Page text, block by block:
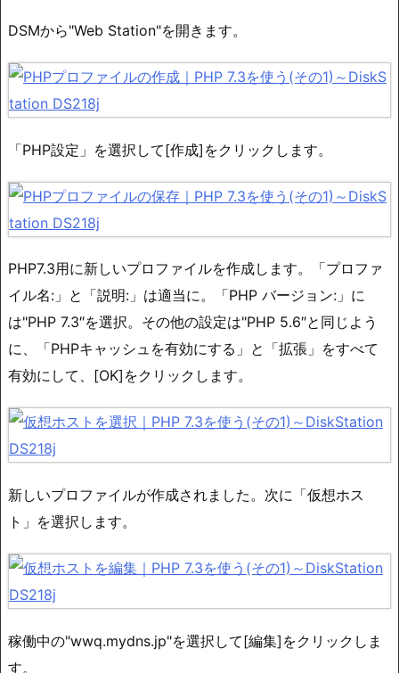
DSMから"Web Station"を開きます。
「PHP設定」を選択して[作成]をクリックします。
PHP7.3用に新しいプロファイルを作成します。「プロファ
イル名:」と「説明:」は適当に。「PHP バージョン:」に
は"PHP 7.3″を選択。その他の設定は"PHP 5.6″と同じよう
に、「PHPキャッシュを有効にする」と「拡張」をすべて
有効にして、[OK]をクリックします。
新しいプロファイルが作成されました。次に「仮想ホス
ト」を選択します。
稼働中の"wwq.mydns.jp"を選択して[編集]をクリックしま
す。